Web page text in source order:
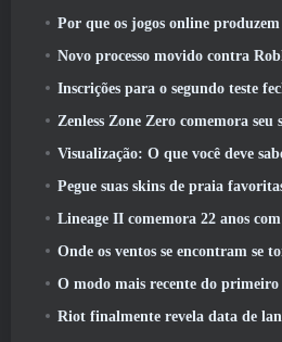
Por que os jogos online produzem animes
Novo processo movido contra Roblox em Oregon,
Inscrições para o segundo teste fechado
Zenless Zone Zero comemora seu segundo aniversário oferecendo aos
Visualização: O que você deve saber sobre o jogo de coleta
Pegue suas skins de praia favoritas, Os Jogos
Lineage II comemora 22 anos com álbum
Onde os ventos se encontram se torna
O modo mais recente do primeiro descendente reúne batalhas
Riot finalmente revela data de lançamento do